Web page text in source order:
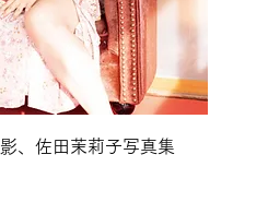
、佐田茉莉子写真集